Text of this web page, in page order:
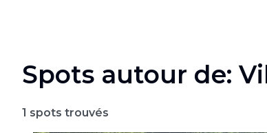
Spots autour de:
1 spots trouvés